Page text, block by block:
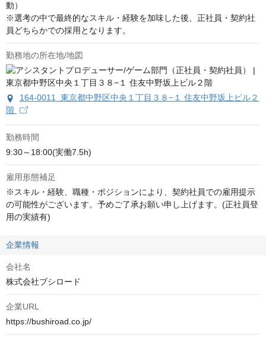
動）
※選考の中で最終的なスキル・経験を加味した後、正社員・契約社
員どちらかでの採用となります。
勤務地の所在地/地図
164-0011 東京都中野区中央１丁目３８−１ 住友中野坂上ビル２
階
勤務時間
9:30～18:00(実働7.5h)
雇用形態補足
※スキル・経験、職種・ポジションにより、契約社員での雇用提示
の可能性がございます。予めご了承お願い申し上げます。(正社員登
用の実績有)
企業情報
会社名
株式会社ブシロード
企業URL
https://bushiroad.co.jp/